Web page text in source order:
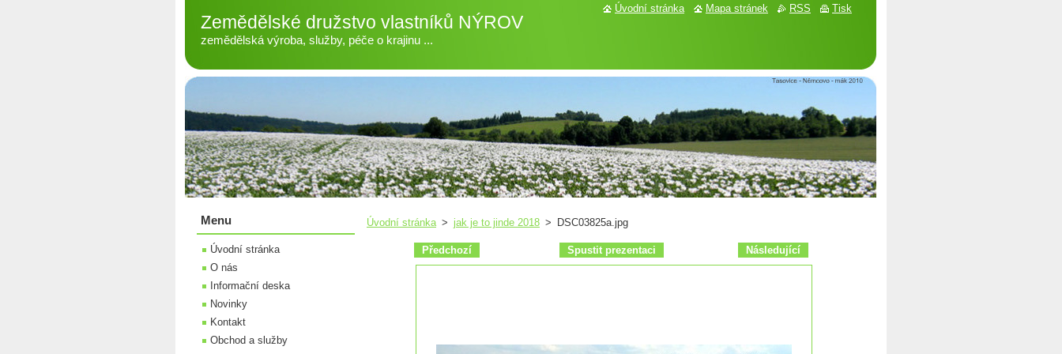
Zemědělské družstvo vlastníků NÝROV
zemědělská výroba, služby, péče o krajinu ...
Úvodní stránka > jak je to jinde 2018 > DSC03825a.jpg
Předchozí Spustit prezentaci Následující
Menu
Úvodní stránka
O nás
Informační deska
Novinky
Kontakt
Obchod a služby
Úvodní stránka Mapa stránek RSS Tisk